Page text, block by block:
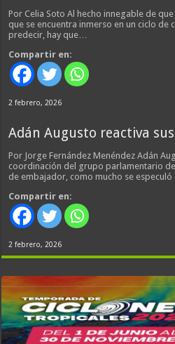
Por Celia Soto Al hecho innegable de
que se encuentra inmerso en un ciclo
predecir, hay que…
Compartir en:
2 febrero, 2026
Adán Augusto reactiva
Por Jorge Fernández Menéndez Adán
coordinación del grupo parlamentario
de embajador, como mucho se especuló
Compartir en:
2 febrero, 2026